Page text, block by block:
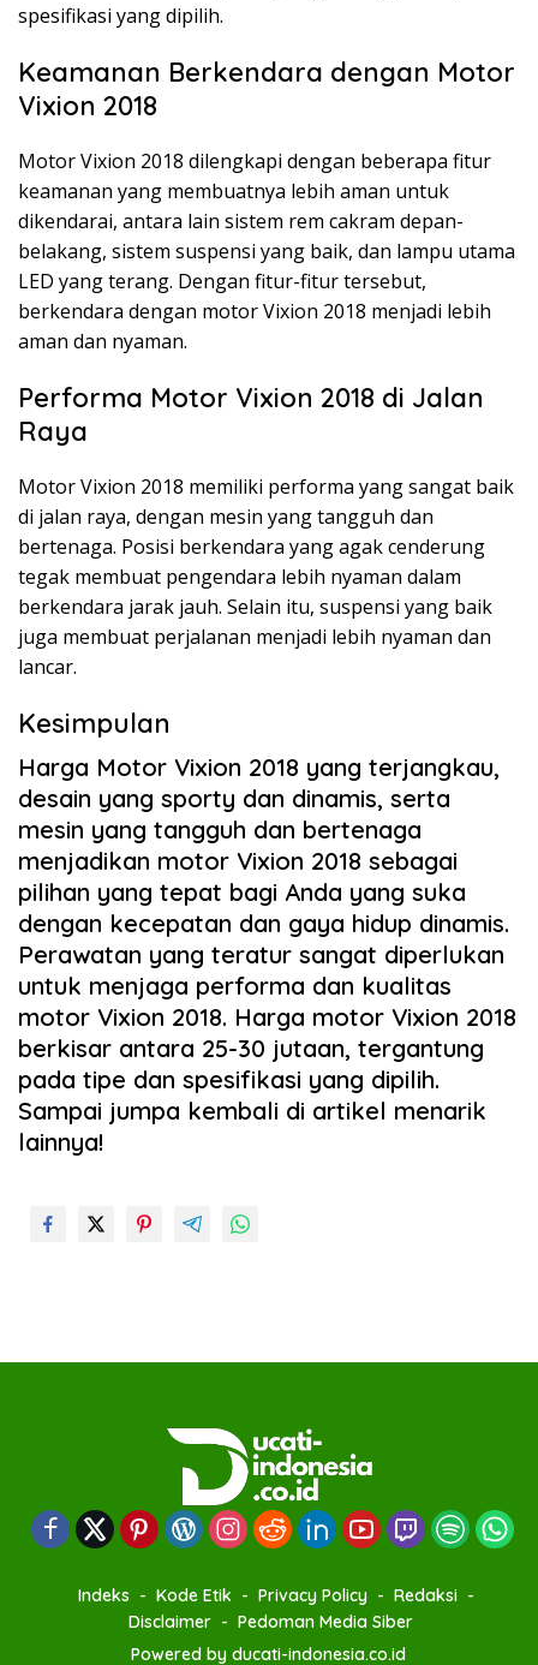
spesifikasi yang dipilih.
Keamanan Berkendara dengan Motor
Vixion 2018
Motor Vixion 2018 dilengkapi dengan beberapa fitur
keamanan yang membuatnya lebih aman untuk
dikendarai, antara lain sistem rem cakram depan-
belakang, sistem suspensi yang baik, dan lampu utama
LED yang terang. Dengan fitur-fitur tersebut,
berkendara dengan motor Vixion 2018 menjadi lebih
aman dan nyaman.
Performa Motor Vixion 2018 di Jalan
Raya
Motor Vixion 2018 memiliki performa yang sangat baik
di jalan raya, dengan mesin yang tangguh dan
bertenaga. Posisi berkendara yang agak cenderung
tegak membuat pengendara lebih nyaman dalam
berkendara jarak jauh. Selain itu, suspensi yang baik
juga membuat perjalanan menjadi lebih nyaman dan
lancar.
Kesimpulan
Harga Motor Vixion 2018 yang terjangkau,
desain yang sporty dan dinamis, serta
mesin yang tangguh dan bertenaga
menjadikan motor Vixion 2018 sebagai
pilihan yang tepat bagi Anda yang suka
dengan kecepatan dan gaya hidup dinamis.
Perawatan yang teratur sangat diperlukan
untuk menjaga performa dan kualitas
motor Vixion 2018. Harga motor Vixion 2018
berkisar antara 25-30 jutaan, tergantung
pada tipe dan spesifikasi yang dipilih.
Sampai jumpa kembali di artikel menarik
lainnya!
Indeks Kode Etik Privacy Policy
Redaksi
Disclaimer
Pedoman Media Siber
Powered by ducati-indonesia.co.id